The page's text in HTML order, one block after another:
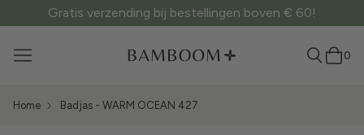
Gratis verzending bij bestellingen boven € 60!
0
Home Badjas - WARM OCEAN 427